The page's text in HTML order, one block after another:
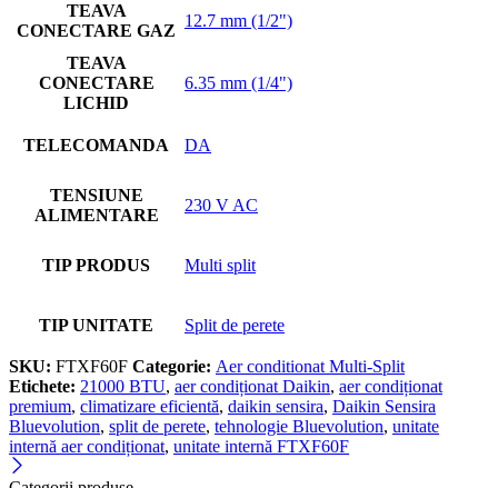
TEAVA
CONECTARE GAZ
12.7 mm (1/2")
TEAVA
CONECTARE
LICHID
6.35 mm (1/4")
TELECOMANDA DA
TENSIUNE
ALIMENTARE
230 V AC
TIP PRODUS Multi split
TIP UNITATE Split de perete
SKU: FTXF60F Categorie: Aer conditionat Multi-Split
Etichete: 21000 BTU, aer condiționat Daikin, aer condiționat
premium, climatizare eficientă, daikin sensira, Daikin Sensira
Bluevolution, split de perete, tehnologie Bluevolution, unitate
internă aer condiționat, unitate internă FTXF60F